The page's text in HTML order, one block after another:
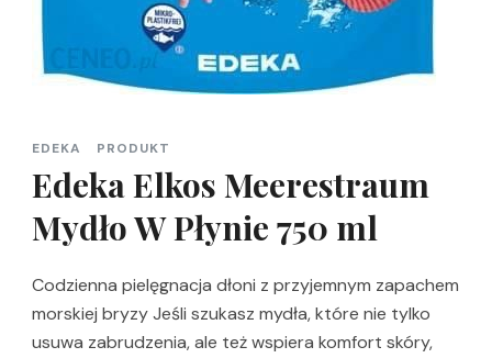
EDEKA PRODUKT
Edeka Elkos Meerestraum
Mydło W Płynie 750 ml
Codzienna pielęgnacja dłoni z przyjemnym zapachem
morskiej bryzy Jeśli szukasz mydła, które nie tylko
usuwa zabrudzenia, ale też wspiera komfort skóry,